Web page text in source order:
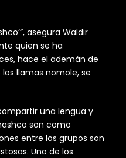
asegura Waldir
quien se ha
hace el ademán de
llamas nomole, se
una lengua y
son como
entre los grupos son
Uno de los